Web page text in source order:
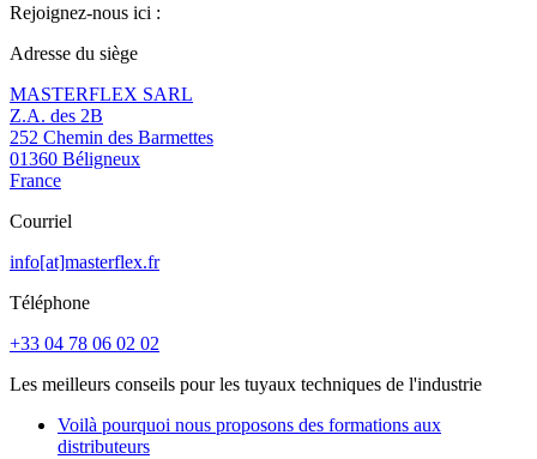
Rejoignez-nous ici :
Adresse du siège
MASTERFLEX SARL
Z.A. des 2B
252 Chemin des Barmettes
01360 Béligneux
France
Courriel
info[at]masterflex.fr
Téléphone
+33 04 78 06 02 02
Les meilleurs conseils pour les tuyaux techniques de l'industrie
Voilà pourquoi nous proposons des formations aux
distributeurs